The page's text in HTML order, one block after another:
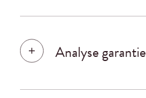
Analyse garantie